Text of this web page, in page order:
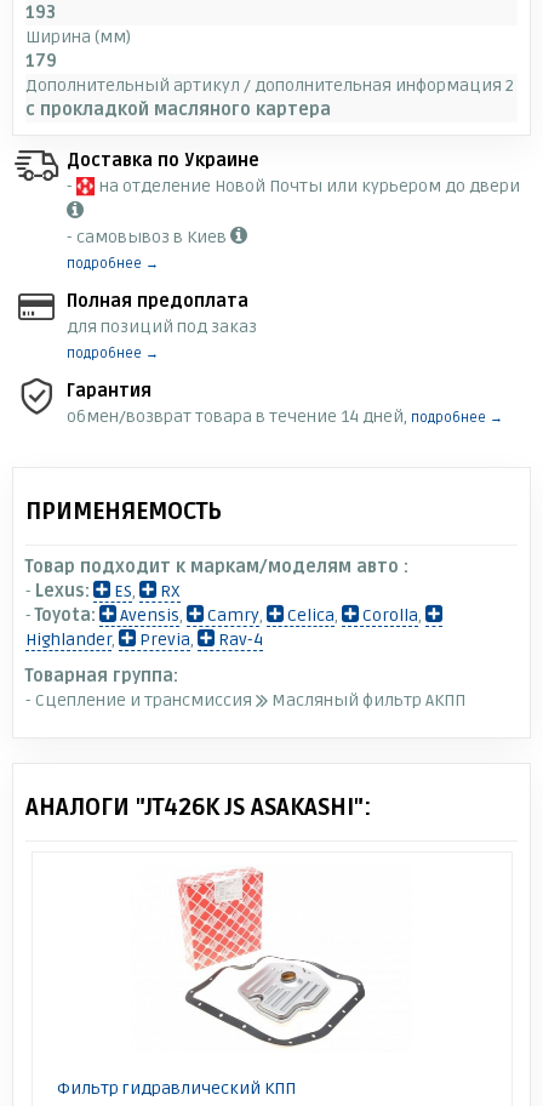
193
Ширина (мм)
179
Дополнительный артикул / дополнительная информация 2
с прокладкой масляного картера
Доставка по Украине
-
на отделение Новой Почты или курьером до двери
- самовывоз в Киев
подробнее →
Полная предоплата
для позиций под заказ
подробнее →
Гарантия
обмен/возврат товара в течение 14 дней, подробнее →
ПРИМЕНЯЕМОСТЬ
Товар подходит к маркам/моделям авто :
- Lexus: ES,
RX
-Toyota: Avensis, Camry, Celica, Corolla,
Highlander, Previa,
Rav-4
Товарная группа:
- Сцепление и трансмиссия
Масляный фильтр АКПП
АНАЛОГИ "JT426K JS ASAKASHI":
Фильтр гидравлический КПП